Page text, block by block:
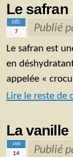
Le safran
DÉC
7 Publié
Le safran est
en
appelée «
Lire le reste de
La vanille
JAN
14 Publié